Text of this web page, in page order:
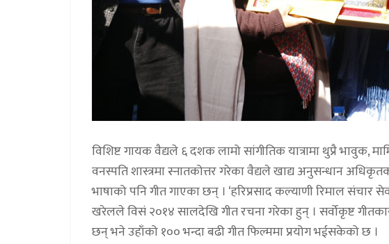
विशिष्ट गायक वैद्यले ६ दशक लामो सांगीतिक यात्रामा थुप्रै भावुक,
वनस्पति शास्त्रमा स्नातकोत्तर गरेका वैद्यले खाद्य अनुसन्धान
भाषाको पनि गीत गाएका छन् । ‘हरिप्रसाद कल्याणी रिमाल संचार
खरेलले विसं २०१४ सालदेखि गीत रचना गरेका हुन् । सर्वोकृष्ट
छन् भने उहाँको १०० भन्दा बढी गीत फिल्ममा प्रयोग भईसकेको छ ।